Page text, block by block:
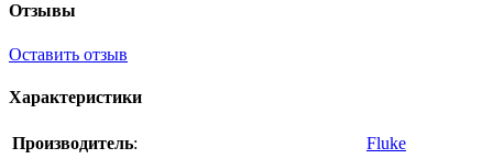
Отзывы
Оставить отзыв
Характеристики
Производитель: Fluke